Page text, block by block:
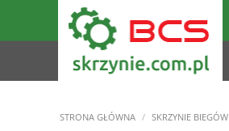
STRONA GŁÓWNA / SKRZYNIE BIEGÓW